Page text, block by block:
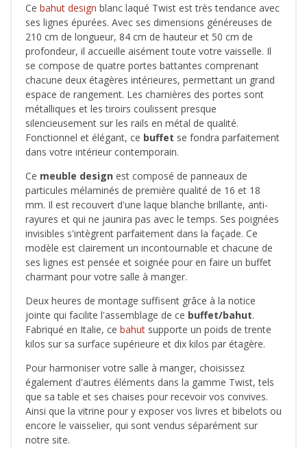
Ce bahut design blanc laqué Twist est très tendance avec
ses lignes épurées. Avec ses dimensions généreuses de
210 cm de longueur, 84 cm de hauteur et 50 cm de
profondeur, il accueille aisément toute votre vaisselle. Il
se compose de quatre portes battantes comprenant
chacune deux étagères intérieures, permettant un grand
espace de rangement. Les charnières des portes sont
métalliques et les tiroirs coulissent presque
silencieusement sur les rails en métal de qualité.
Fonctionnel et élégant, ce buffet se fondra parfaitement
dans votre intérieur contemporain.
Ce meuble design est composé de panneaux de
particules mélaminés de première qualité de 16 et 18
mm. Il est recouvert d'une laque blanche brillante, anti-
rayures et qui ne jaunira pas avec le temps. Ses poignées
invisibles s'intègrent parfaitement dans la façade. Ce
modèle est clairement un incontournable et chacune de
ses lignes est pensée et soignée pour en faire un buffet
charmant pour votre salle à manger.
Deux heures de montage suffisent grâce à la notice
jointe qui facilite l'assemblage de ce buffet/bahut.
Fabriqué en Italie, ce bahut supporte un poids de trente
kilos sur sa surface supérieure et dix kilos par étagère.
Pour harmoniser votre salle à manger, choisissez
également d'autres éléments dans la gamme Twist, tels
que sa table et ses chaises pour recevoir vos convives.
Ainsi que la vitrine pour y exposer vos livres et bibelots ou
encore le vaisselier, qui sont vendus séparément sur
notre site.